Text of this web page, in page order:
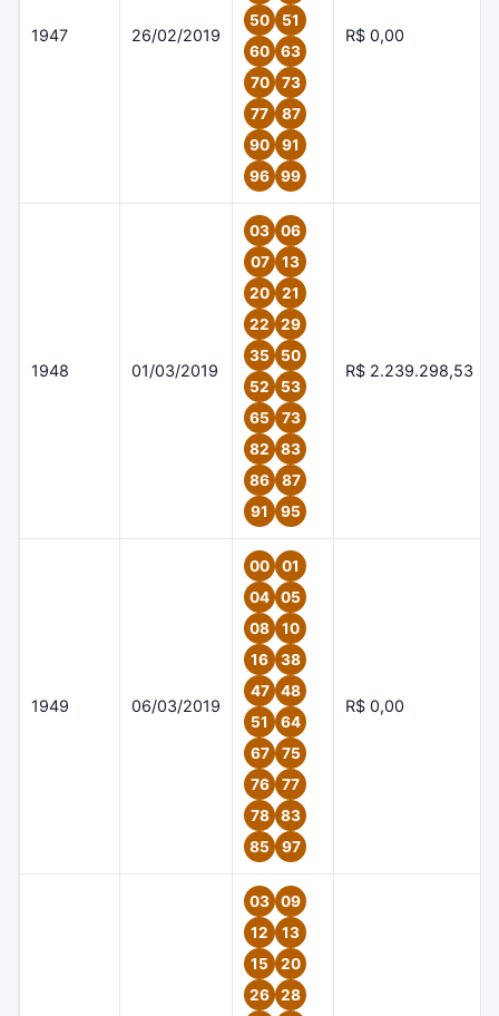
1947 26/02/2019
50
51
60
63
70
73
77
87
90
91
96
99
R$ 0,00
1948 01/03/2019
03
06
07
13
20
21
22
29
35
50
52
53
65
73
82
83
86
87
91
95
R$ 2.239.298,53
1949 06/03/2019
00
01
04
05
08
10
16
38
47
48
51
64
67
75
76
77
78
83
85
97
R$ 0,00
03
09
12
13
15
20
26
28